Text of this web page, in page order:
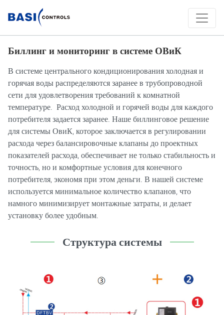
Биллинг и мониторинг в системе ОВиК
В системе центрального кондиционирования холодная и
горячая воды распределяются заранее в трубопроводной
сети для удовлетворения требований к комнатной
температуре. Расход холодной и горячей воды для каждого
потребителя задается заранее. Наше биллинговое решение
для системы ОвиК, которое заключается в регулировании
расхода через балансировочные клапаны до проектных
показателей расхода, обеспечивает не только стабильность и
точность, но и комфортные условия для конечного
потребителя, экономя при этом деньги. В нашей системе
используется минимальное количество клапанов, что
намного минимизирует монтажные затраты, и делает
установку более удобным.
Структура системы